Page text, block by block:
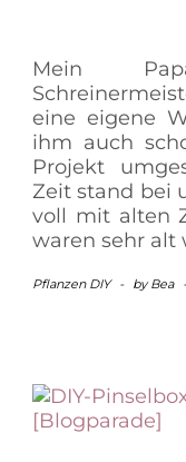
Mein
eine eigene
ihm auch
Projekt
Zeit stand bei
voll mit alten
waren sehr alt
Pflanzen DIY - byBea